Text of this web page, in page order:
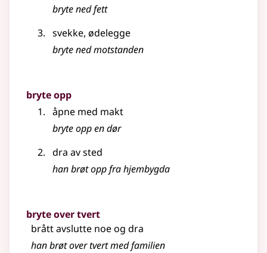
bryte ned fett
svekke, ødelegge
bryte ned motstanden
bryte opp
åpne med makt
bryte opp en dør
dra av sted
han brøt opp fra hjembygda
bryte over tvert
brått avslutte noe og dra
han brøt over tvert med familien